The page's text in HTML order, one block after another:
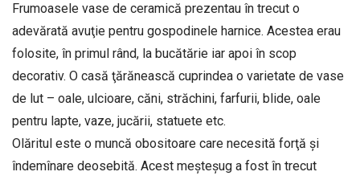
Frumoasele vase de ceramică prezentau în trecut o
adevărată avuţie pentru gospodinele harnice. Acestea erau
folosite, în primul rând, la bucătărie iar apoi în scop
decorativ. O casă ţărănească cuprindea o varietate de vase
de lut – oale, ulcioare, căni, străchini, farfurii, blide, oale
pentru lapte, vaze, jucării, statuete etc.
Olăritul este o muncă obositoare care necesită forţă şi
îndemînare deosebită. Acest meşteşug a fost în trecut